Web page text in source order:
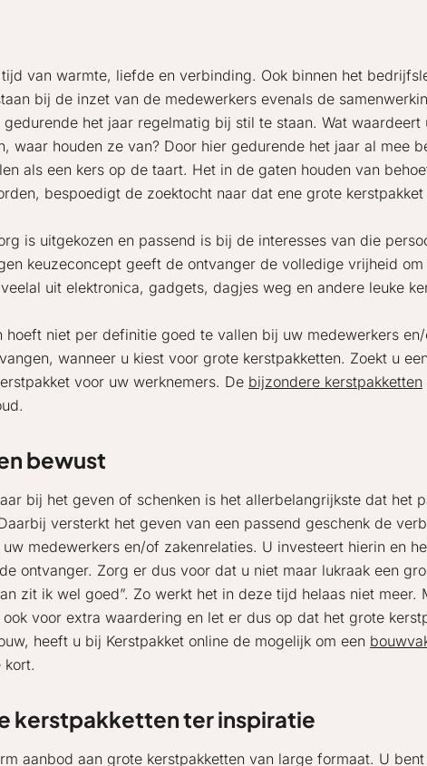
van warmte, liefde en verbinding. Ook binnen het
bij de inzet van de medewerkers evenals de
het jaar regelmatig bij stil te staan. Wat waardeert
waar houden ze van? Door hier gedurende het jaar al mee
als een kers op de taart. Het in de gaten houden van
bespoedigt de zoektocht naar dat ene grote
is uitgekozen en passend is bij de interesses van die
keuzeconcept geeft de ontvanger de volledige vrijheid
uit elektronica, gadgets, dagjes weg en andere leuke
niet per definitie goed te vallen bij uw medewerkers
wanneer u kiest voor grote kerstpakketten. Zoekt u
voor uw werknemers. De bijzondere kerstpakketten
bewust
bij het geven of schenken is het allerbelangrijkste dat het
versterkt het geven van een passend geschenk de
medewerkers en/of zakenrelaties. U investeert hierin en
ontvanger. Zorg er dus voor dat u niet maar lukraak een
zit ik wel goed”. Zo werkt het in deze tijd helaas niet
voor extra waardering en let er dus op dat het grote
heeft u bij Kerstpakket online de mogelijk om een
kort.
kerstpakketten ter inspiratie
aanbod aan grote kerstpakketten van large formaat. U